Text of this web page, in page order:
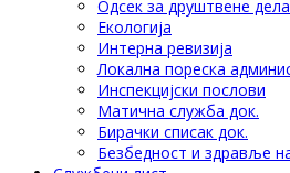
Одсек за друштвене
Eкологија
Интерна ревизија
Локална пореска
Инспекцијски послови
Матична служба док.
Бирачки списак док.
Безбедност и здравље